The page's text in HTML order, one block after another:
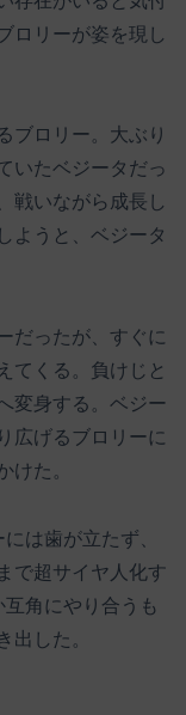
ロリーが姿を現し
ブロリー。大ぶり
いたベジータだっ
戦いながら成長し
ようと、ベジータ
だったが、すぐに
てくる。負けじと
変身する。ベジー
広げるブロリーに
けた。
は歯が立たず、
で超サイヤ人化す
角にやり合うも
出した。